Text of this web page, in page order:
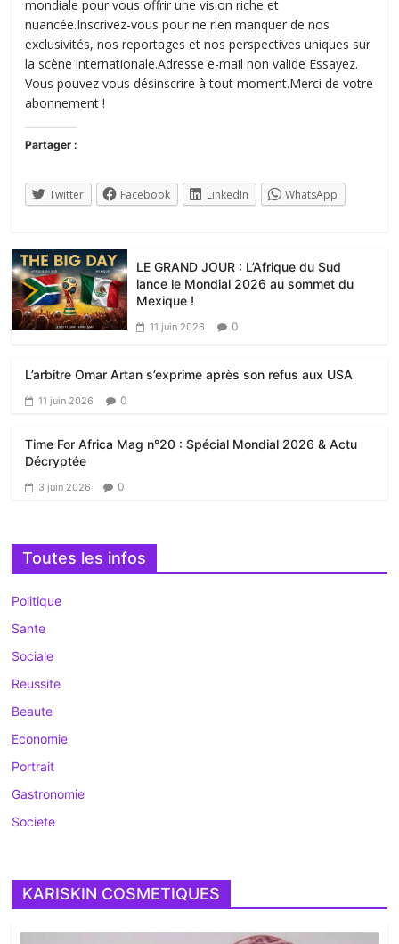
mondiale pour vous offrir une vision riche et
nuancée.Inscrivez-vous pour ne rien manquer de nos
exclusivités, nos reportages et nos perspectives uniques sur
la scène internationale.Adresse e-mail non valide Essayez.
Vous pouvez vous désinscrire à tout moment.Merci de votre
abonnement !
Partager :
Twitter Facebook LinkedIn WhatsApp
LE GRAND JOUR : L’Afrique du Sud
lance le Mondial 2026 au sommet du
Mexique !
11 juin 2026 0
L’arbitre Omar Artan s’exprime après son refus aux USA
11 juin 2026 0
Time For Africa Mag n°20 : Spécial Mondial 2026 & Actu
Décryptée
3 juin 2026 0
Toutes les infos
Politique
Sante
Sociale
Reussite
Beaute
Economie
Portrait
Gastronomie
Societe
KARISKIN COSMETIQUES